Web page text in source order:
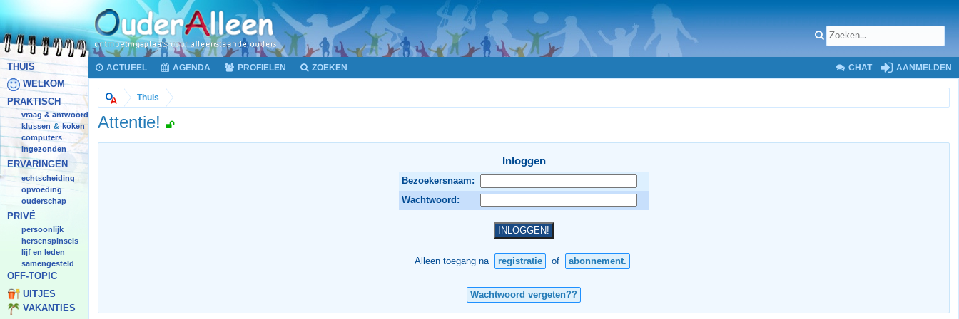
THUIS
WELKOM
PRAKTISCH
vraag & antwoord
klussen & koken
computers
ingezonden
ERVARINGEN
echtscheiding
opvoeding
ouderschap
PRIVÉ
persoonlijk
hersenspinsels
lijf en leden
samengesteld
OFF-TOPIC
UITJES
VAKANTIES
ACTUEEL AGENDA PROFIELEN ZOEKEN CHAT AANMELDEN
Thuis
Attentie!
Inloggen
Bezoekersnaam:
Wachtwoord:
Alleen toegang na registratie of abonnement.
Wachtwoord vergeten??